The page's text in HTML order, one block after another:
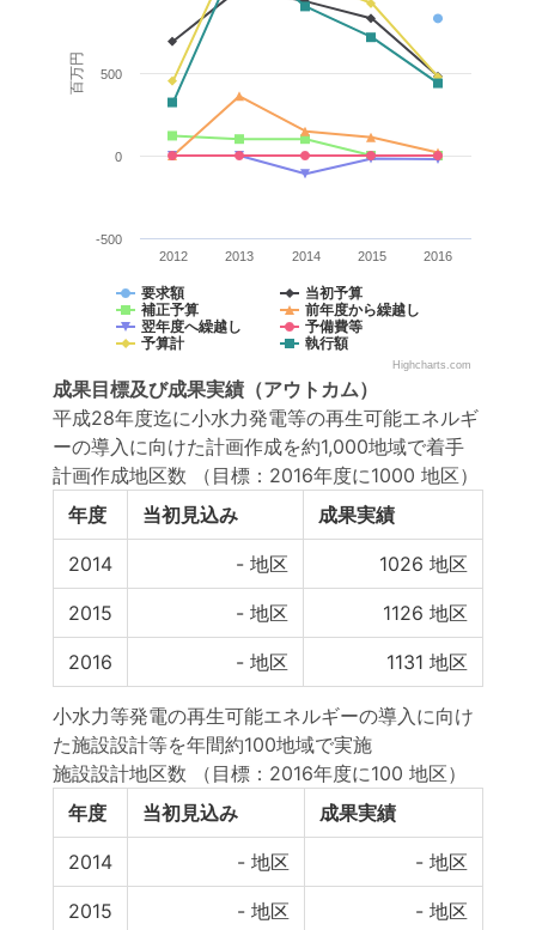
百万円
要求額
当初予算
補正予算
前年度から繰越し
翌年度へ繰越し
予備費等
予算計
執行額
2012 2013 2014 2015 2016
-500
0
500
Highcharts.com
成果目標及び成果実績 （アウトカム）
平成28年度迄に小水力発電等の再生可能エネルギ
ーの導入に向けた計画作成を約1,000地域で着手
計画作成地区数
（目標：2016年度に1000 地区）
年度
当初見込み 成果実績
2014 - 地区 1026 地区
2015 - 地区 1126 地区
2016 - 地区 1131 地区
小水力等発電の再生可能エネルギーの導入に向け
た施設設計等を年間約100地域で実施
施設設計地区数
（目標：2016年度に100 地区）
年度
当初見込み 成果実績
2014 - 地区 - 地区
2015 - 地区 - 地区